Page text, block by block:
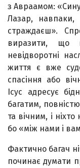
з Авраамом:
Лазар,
страждаєш».
виразити, що
невідворотні
життя є вже
спасіння або
Ісус адресує
багатим,
та вічним, і
бо «між нами і
Фактично багач
починає думати